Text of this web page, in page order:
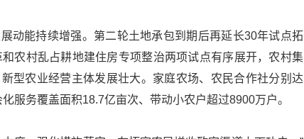
动能持续增强。第二轮土地承包到期后再延长30年试点拓
农村乱占耕地建住房专项整治两项试点有序展开，农村集
型农业经营主体发展壮大。家庭农场、农民合作社分别达
服务覆盖面积18.7亿亩次、带动小农户超过8900万户。